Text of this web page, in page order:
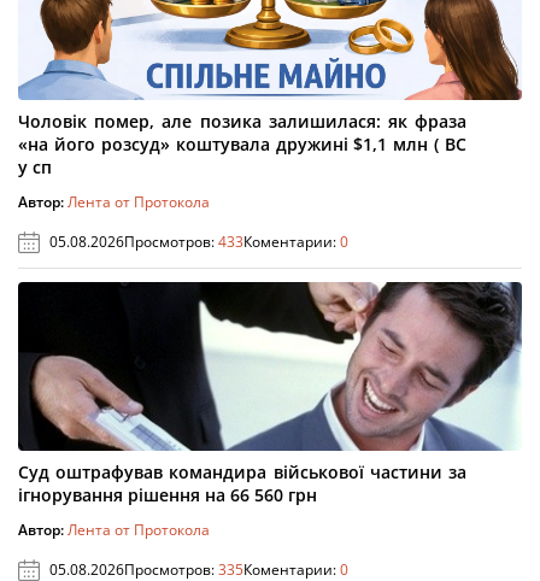
Чоловік помер, але позика залишилася: як фраза
«на його розсуд» коштувала дружині $1,1 млн ( ВС
у сп
Автор:Лента от Протокола
05.08.2026Просмотров:433Коментарии:0
Суд оштрафував командира військової частини за
ігнорування рішення на 66 560 грн
Автор:Лента от Протокола
05.08.2026Просмотров:335Коментарии:0